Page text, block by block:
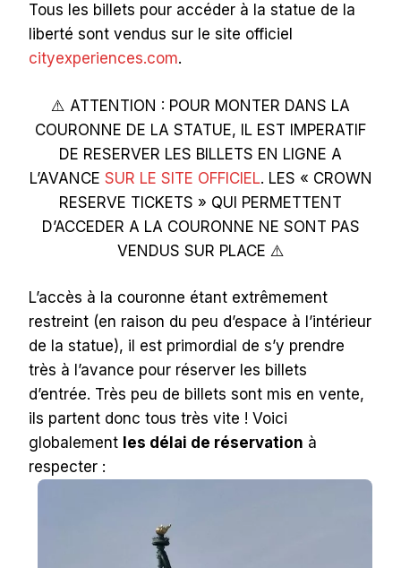
Tous les billets pour accéder à la statue de la
liberté sont vendus sur le site officiel
cityexperiences.com.
⚠️ ATTENTION : POUR MONTER DANS LA
COURONNE DE LA STATUE, IL EST IMPERATIF
DE RESERVER LES BILLETS EN LIGNE A
L’AVANCE SUR LE SITE OFFICIEL. LES « CROWN
RESERVE TICKETS » QUI PERMETTENT
D’ACCEDER A LA COURONNE NE SONT PAS
VENDUS SUR PLACE ⚠️
L’accès à la couronne étant extrêmement
restreint (en raison du peu d’espace à l’intérieur
de la statue), il est primordial de s’y prendre
très à l’avance pour réserver les billets
d’entrée. Très peu de billets sont mis en vente,
ils partent donc tous très vite ! Voici
globalement les délai de réservation à
respecter :